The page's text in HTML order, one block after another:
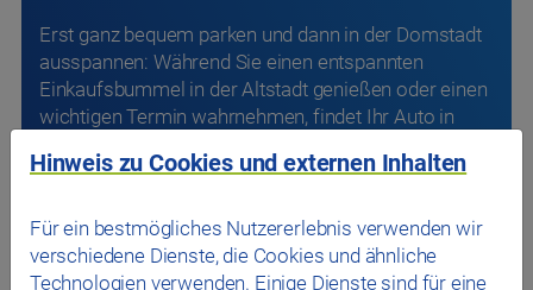
einer unserer Parkgaragen ein sicheres Dach über
dem Kopf.
P+R Angebot
Freie Parkplätze finden
Hinweis zu Cookies und externen Inhalten
Für ein bestmögliches Nutzererlebnis verwenden wir
verschiedene Dienste, die Cookies und ähnliche
Technologien verwenden. Einige Dienste sind für eine